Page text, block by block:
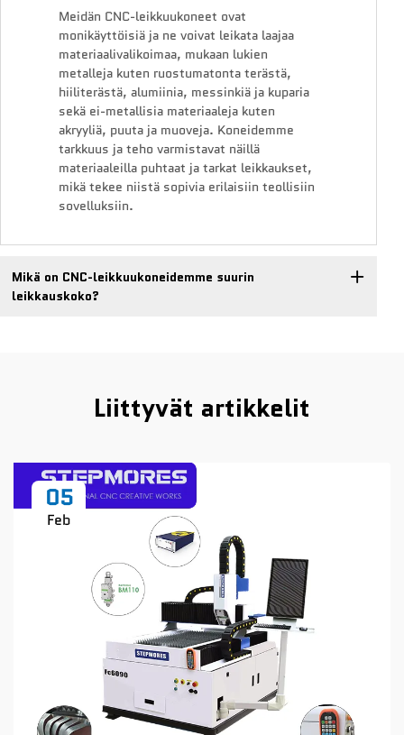
Meidän CNC-leikkuukoneet ovat
monikäyttöisiä ja ne voivat leikata laajaa
materiaalivalikoimaa, mukaan lukien
metalleja kuten ruostumatonta terästä,
hiiliterästä, alumiinia, messinkiä ja kuparia
sekä ei-metallisia materiaaleja kuten
akryyliä, puuta ja muoveja. Koneidemme
tarkkuus ja teho varmistavat näillä
materiaaleilla puhtaat ja tarkat leikkaukset,
mikä tekee niistä sopivia erilaisiin teollisiin
sovelluksiin.
Mikä on CNC-leikkuukoneidemme suurin
leikkauskoko?
Liittyvät artikkelit
05
Feb